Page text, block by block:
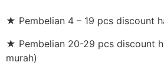
★ Pembelian 4 – 19 pcs discount
★ Pembelian 20-29 pcs discount
murah)